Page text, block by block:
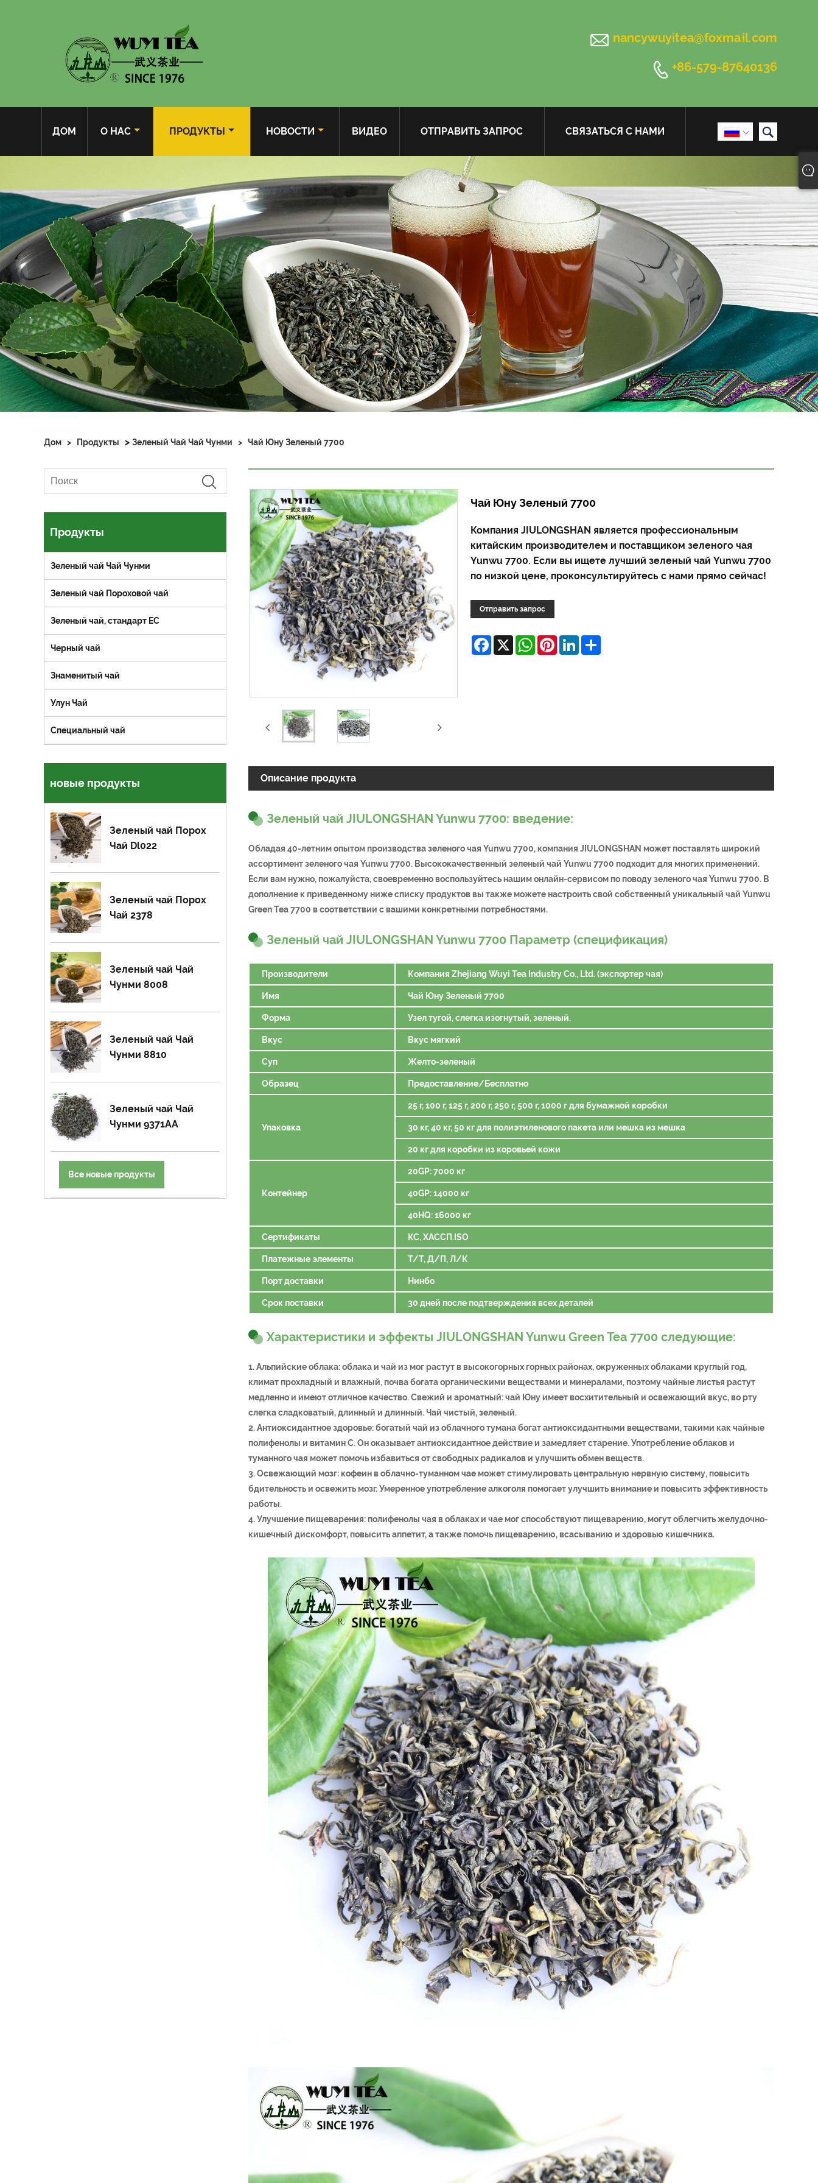
 nancywuyitea@foxmail.com
 +86-579-87640136
 
ДОМ О НАС ПРОДУКТЫ НОВОСТИ ВИДЕО ОТПРАВИТЬ ЗАПРОС СВЯЗАТЬСЯ С НАМИ
Дом > Продукты > Зеленый Чай Чай Чунми > Чай Юну Зеленый 7700
Продукты
Зеленый чай Чай Чунми
Зеленый чай Пороховой чай
Зеленый чай, стандарт ЕС
Черный чай
Знаменитый чай
Улун Чай
Специальный чай
новые продукты
Зеленый чай Порох
Чай Dl022
Зеленый чай Порох
Чай 2378
Зеленый чай Чай
Чунми 8008
Зеленый чай Чай
Чунми 8810
Зеленый чай Чай
Чунми 9371AA
Все новые продукты
Чай Юну Зеленый 7700
Компания JIULONGSHAN является профессиональным
китайским производителем и поставщиком зеленого чая
Yunwu 7700. Если вы ищете лучший зеленый чай Yunwu 7700
по низкой цене, проконсультируйтесь с нами прямо сейчас!
Отправить запрос
Facebook
X WhatsApp
Pinterest
LinkedIn
Share
Описание продукта
Зеленый чай JIULONGSHAN Yunwu 7700: введение:
Обладая 40-летним опытом производства зеленого чая Yunwu 7700, компания JIULONGSHAN может поставлять широкий
ассортимент зеленого чая Yunwu 7700. Высококачественный зеленый чай Yunwu 7700 подходит для многих применений.
Если вам нужно, пожалуйста, своевременно воспользуйтесь нашим онлайн-сервисом по поводу зеленого чая Yunwu 7700. В
дополнение к приведенному ниже списку продуктов вы также можете настроить свой собственный уникальный чай Yunwu
Green Tea 7700 в соответствии с вашими конкретными потребностями.
Зеленый чай JIULONGSHAN Yunwu 7700 Параметр (спецификация)
Производители Компания Zhejiang Wuyi Tea Industry Co., Ltd. (экспортер чая)
Имя Чай Юну Зеленый 7700
Форма Узел тугой, слегка изогнутый, зеленый.
Вкус Вкус мягкий
Суп Желто-зеленый
Образец Предоставление/Бесплатно
Упаковка
25 г, 100 г, 125 г, 200 г, 250 г, 500 г, 1000 г для бумажной коробки
30 кг, 40 кг, 50 кг для полиэтиленового пакета или мешка из мешка
20 кг для коробки из коровьей кожи
Контейнер
20GP: 7000 кг
40GP: 14000 кг
40HQ: 16000 кг
Сертификаты КС, ХАССП.ISO
Платежные элементы Т/Т, Д/П, Л/К
Порт доставки Нинбо
Срок поставки 30 дней после подтверждения всех деталей
Характеристики и эффекты JIULONGSHAN Yunwu Green Tea 7700 следующие:
1. Альпийские облака: облака и чай из мог растут в высокогорных горных районах, окруженных облаками круглый год,
климат прохладный и влажный, почва богата органическими веществами и минералами, поэтому чайные листья растут
медленно и имеют отличное качество. Свежий и ароматный: чай Юну имеет восхитительный и освежающий вкус, во рту
слегка сладковатый, длинный и длинный. Чай чистый, зеленый.
2. Антиоксидантное здоровье: богатый чай из облачного тумана богат антиоксидантными веществами, такими как чайные
полифенолы и витамин С. Он оказывает антиоксидантное действие и замедляет старение. Употребление облаков и
туманного чая может помочь избавиться от свободных радикалов и улучшить обмен веществ.
3. Освежающий мозг: кофеин в облачно-туманном чае может стимулировать центральную нервную систему, повысить
бдительность и освежить мозг. Умеренное употребление алкоголя помогает улучшить внимание и повысить эффективность
работы.
4. Улучшение пищеварения: полифенолы чая в облаках и чае мог способствуют пищеварению, могут облегчить желудочно-
кишечный дискомфорт, повысить аппетит, а также помочь пищеварению, всасыванию и здоровью кишечника.